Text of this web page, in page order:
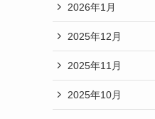
2026年1月
2025年12月
2025年11月
2025年10月